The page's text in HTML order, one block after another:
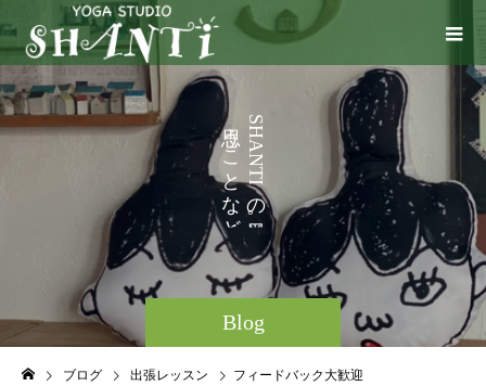
Blog
S
H
A
N
T
I
の
。
う
こ
と
な
ど
い
ろ
い
ろ
ブログ 出張レッスン フィードバック大歓迎